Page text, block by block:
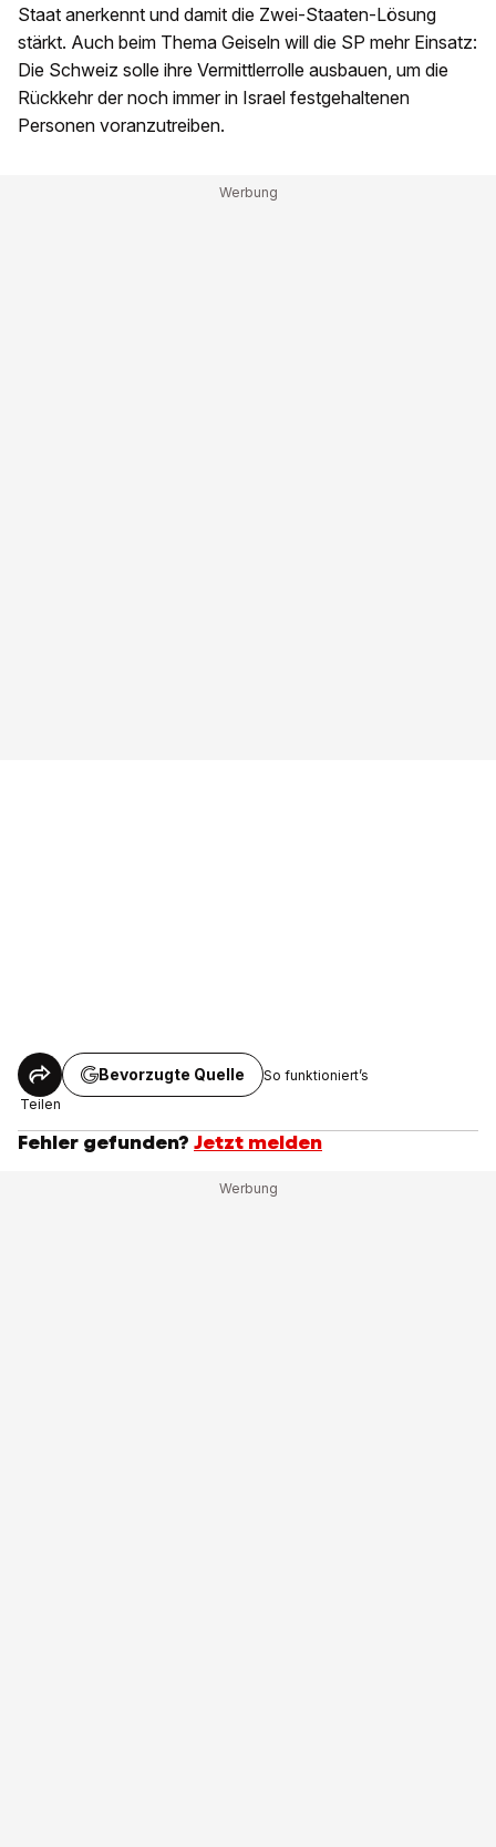
Staat anerkennt und damit die Zwei-Staaten-Lösung
stärkt. Auch beim Thema Geiseln will die SP mehr Einsatz:
Die Schweiz solle ihre Vermittlerrolle ausbauen, um die
Rückkehr der noch immer in Israel festgehaltenen
Personen voranzutreiben.
Teilen
Bevorzugte Quelle So funktioniert’s
Fehler gefunden? Jetzt melden